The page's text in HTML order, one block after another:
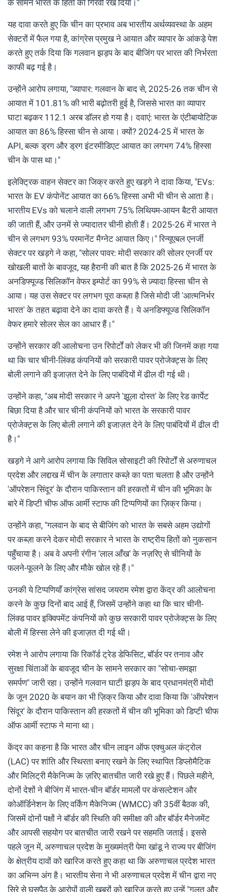
के सामने भारत के हितों को गिरवी रख दिया।"
यह दावा करते हुए कि चीन का प्रभाव अब भारतीय अर्थव्यवस्था के अहम
सेक्टरों में फैल गया है, कांग्रेस प्रमुख ने आयात और व्यापार के आंकड़े पेश
करते हुए तर्क दिया कि गलवान झड़प के बाद बीजिंग पर भारत की निर्भरता
काफी बढ़ गई है।
उन्होंने आरोप लगाया, "व्यापार: गलवान के बाद से, 2025-26 तक चीन से
आयात में 101.81% की भारी बढ़ोतरी हुई है, जिससे भारत का व्यापार
घाटा बढ़कर 112.1 अरब डॉलर हो गया है। दवाएं: भारत के एंटीबायोटिक
आयात का 86% हिस्सा चीन से आया। क्यों? 2024-25 में भारत के
API, बल्क ड्रग और ड्रग इंटरमीडिएट आयात का लगभग 74% हिस्सा
चीन के पास था।"
इलेक्ट्रिक वाहन सेक्टर का जिक्र करते हुए खड़गे ने दावा किया, "EVs:
भारत के EV कंपोनेंट आयात का 66% हिस्सा अभी भी चीन से आता है।
भारतीय EVs को चलाने वाली लगभग 75% लिथियम-आयन बैटरी आयात
की जाती हैं, और उनमें से ज्यादातर चीनी होती हैं। 2025-26 में भारत ने
चीन से लगभग 93% परमानेंट मैग्नेट आयात किए।" रिन्यूएबल एनर्जी
सेक्टर पर खड़गे ने कहा, "सोलर पावर: मोदी सरकार की सोलर एनर्जी पर
खोखली बातों के बावजूद, यह हैरानी की बात है कि 2025-26 में भारत के
अनडिफ्यूज्ड सिलिकॉन वेफर इम्पोर्ट का 99% से ज़्यादा हिस्सा चीन से
आया। यह उस सेक्टर पर लगभग पूरा कब्ज़ा है जिसे मोदी जी 'आत्मनिर्भर
भारत' के तहत बढ़ावा देने का दावा करते हैं। ये अनडिफ्यूज्ड सिलिकॉन
वेफर हमारे सोलर सेल का आधार हैं।"
उन्होंने सरकार की आलोचना उन रिपोर्टों को लेकर भी की जिनमें कहा गया
था कि चार चीनी-लिंक्ड कंपनियों को सरकारी पावर प्रोजेक्ट्स के लिए
बोली लगाने की इजाज़त देने के लिए पाबंदियों में ढील दी गई थी।
उन्होंने कहा, "अब मोदी सरकार ने अपने 'झूला दोस्त' के लिए रेड कार्पेट
बिछा दिया है और चार चीनी कंपनियों को भारत के सरकारी पावर
प्रोजेक्ट्स के लिए बोली लगाने की इजाज़त देने के लिए पाबंदियों में ढील दी
है।"
खड़गे ने आगे आरोप लगाया कि सिविल सोसाइटी की रिपोर्टों से अरुणाचल
प्रदेश और लद्दाख में चीन के लगातार कब्ज़े का पता चलता है और उन्होंने
'ऑपरेशन सिंदूर' के दौरान पाकिस्तान की हरकतों में चीन की भूमिका के
बारे में डिप्टी चीफ ऑफ आर्मी स्टाफ की टिप्पणियों का ज़िक्र किया।
उन्होंने कहा, "गलवान के बाद से बीजिंग को भारत के सबसे अहम उद्योगों
पर कब्ज़ा करने देकर मोदी सरकार ने भारत के राष्ट्रीय हितों को नुकसान
पहुँचाया है। अब वे अपनी रंगीन 'लाल आँख' के नज़रिए से चीनियों के
फलने-फूलने के लिए और मौके खोल रहे हैं।"
उनकी ये टिप्पणियाँ कांग्रेस सांसद जयराम रमेश द्वारा केंद्र की आलोचना
करने के कुछ दिनों बाद आई हैं, जिसमें उन्होंने कहा था कि चार चीनी-
लिंक्ड पावर इक्विपमेंट कंपनियों को कुछ सरकारी पावर प्रोजेक्ट्स के लिए
बोली में हिस्सा लेने की इजाज़त दी गई थी।
रमेश ने आरोप लगाया कि रिकॉर्ड ट्रेड डेफिसिट, बॉर्डर पर तनाव और
सुरक्षा चिंताओं के बावजूद चीन के सामने सरकार का "सोचा-समझा
समर्पण" जारी रहा। उन्होंने गलवान घाटी झड़प के बाद प्रधानमंत्री मोदी
के जून 2020 के बयान का भी ज़िक्र किया और दावा किया कि 'ऑपरेशन
सिंदूर' के दौरान पाकिस्तान की हरकतों में चीन की भूमिका को डिप्टी चीफ
ऑफ आर्मी स्टाफ ने माना था।
केंद्र का कहना है कि भारत और चीन लाइन ऑफ एक्चुअल कंट्रोल
(LAC) पर शांति और स्थिरता बनाए रखने के लिए स्थापित डिप्लोमैटिक
और मिलिट्री मैकेनिज्म के ज़रिए बातचीत जारी रखे हुए हैं। पिछले महीने,
दोनों देशों ने बीजिंग में भारत-चीन बॉर्डर मामलों पर कंसल्टेशन और
कोऑर्डिनेशन के लिए वर्किंग मैकेनिज्म (WMCC) की 35वीं बैठक की,
जिसमें दोनों पक्षों ने बॉर्डर की स्थिति की समीक्षा की और बॉर्डर मैनेजमेंट
और आपसी सहयोग पर बातचीत जारी रखने पर सहमति जताई। इससे
पहले जून में, अरुणाचल प्रदेश के मुख्यमंत्री पेमा खांडू ने राज्य पर बीजिंग
के क्षेत्रीय दावों को खारिज करते हुए कहा था कि अरुणाचल प्रदेश भारत
का अभिन्न अंग है। भारतीय सेना ने भी अरुणाचल प्रदेश में चीन द्वारा नए
सिरे से घुसपैठ के आरोपों वाली खबरों को खारिज करते हुए उन्हें "गलत और